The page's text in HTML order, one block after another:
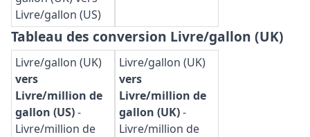
Livre/gallon (US)
Tableau des conversion Livre/gallon (UK)
Livre/gallon (UK)
vers
Livre/million de
gallon (US)-
Livre/million de
Livre/gallon (UK)
vers
Livre/million de
gallon (UK)-
Livre/million de